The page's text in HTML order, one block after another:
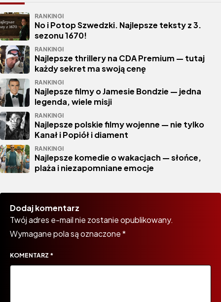
RANKINGI
No i Potop Szwedzki. Najlepsze teksty z 3.
sezonu 1670!
RANKINGI
Najlepsze thrillery na CDA Premium — tutaj
każdy sekret ma swoją cenę
RANKINGI
Najlepsze filmy o Jamesie Bondzie — jedna
legenda, wiele misji
RANKINGI
Najlepsze polskie filmy wojenne — nie tylko
Kanał i Popiół i diament
RANKINGI
Najlepsze komedie o wakacjach — słońce,
plaża i niezapomniane emocje
Dodaj komentarz
Twój adres e-mail nie zostanie opublikowany.
Wymagane pola są oznaczone*
KOMENTARZ *